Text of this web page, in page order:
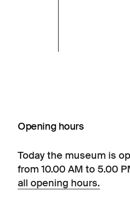
Opening hours
Today the museum is
from 10.00 AM to 5.00
all opening hours.